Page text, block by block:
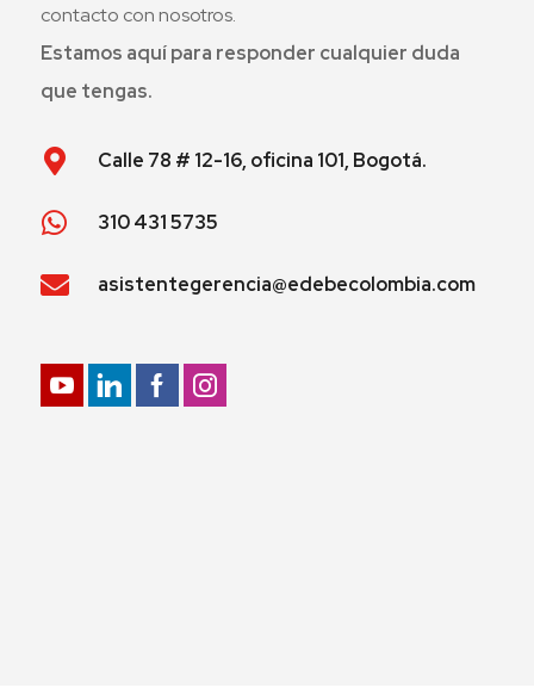
contacto con nosotros.
Estamos aquí para responder cualquier duda
que tengas.
Calle 78 # 12-16, oficina 101, Bogotá.
310 431 5735
asistentegerencia@edebecolombia.com